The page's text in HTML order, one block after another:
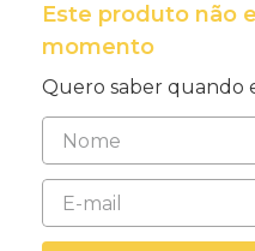
Este produto não
momento
Quero saber quando